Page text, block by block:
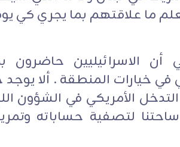
ما علاقتهم بما يجري كي
أن الاسرائيليين
خيارات المنطقة . ألا يوجد
الأمريكي في الشؤون
لتصفية حساباته